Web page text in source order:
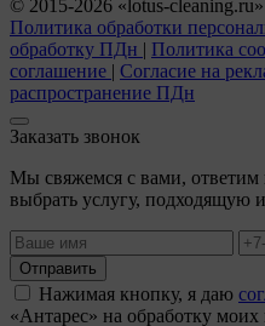
© 2015-2026 «lotus-cleaning.ru»
Политика обработки
обработку ПДн | Политика
соглашение | Согласие на
распространение ПДн
Заказать звонок
Мы свяжемся с вами,
выбрать услугу, подходящую
Отправить
Нажимая кнопку, я даю
«Антарес» на обработку